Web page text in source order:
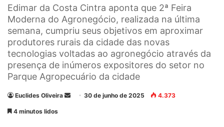
Edimar da Costa Cintra aponta que 2ª Feira
Moderna do Agronegócio, realizada na última
semana, cumpriu seus objetivos em aproximar
produtores rurais da cidade das novas
tecnologias voltadas ao agronegócio através da
presença de inúmeros expositores do setor no
Parque Agropecuário da cidade
Euclides Oliveira 30 de junho de 2025 4.373
4 minutos lidos